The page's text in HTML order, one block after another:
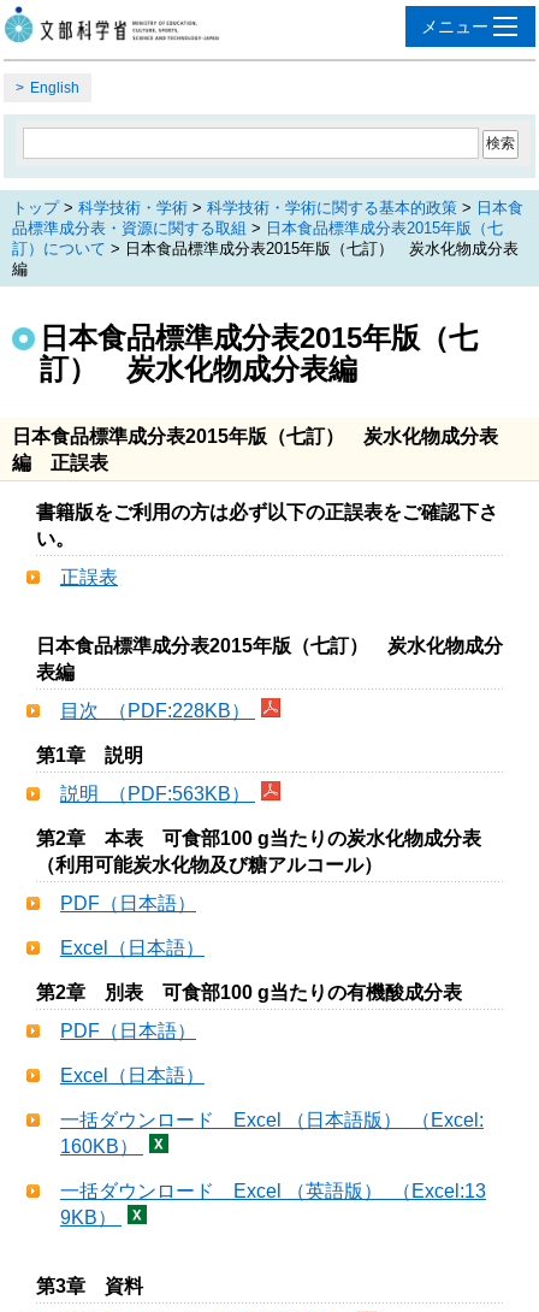
English
トップ> 科学技術・学術 > 科学技術・学術に関する基本的政策 > 日本食
品標準成分表・資源に関する取組 > 日本食品標準成分表2015年版（七
訂）について > 日本食品標準成分表2015年版（七訂） 炭水化物成分表
編
日本食品標準成分表2015年版（七
訂） 炭水化物成分表編
日本食品標準成分表2015年版（七訂） 炭水化物成分表
編 正誤表
書籍版をご利用の方は必ず以下の正誤表をご確認下さ
い。
正誤表
日本食品標準成分表2015年版（七訂） 炭水化物成分
表編
目次 （PDF:228KB）
第1章 説明
説明 （PDF:563KB）
第2章 本表 可食部100 g当たりの炭水化物成分表
（利用可能炭水化物及び糖アルコール）
PDF（日本語）
Excel（日本語）
第2章 別表 可食部100 g当たりの有機酸成分表
PDF（日本語）
Excel（日本語）
一括ダウンロード Excel （日本語版） （Excel:
160KB）
一括ダウンロード Excel （英語版） （Excel:13
9KB）
第3章 資料